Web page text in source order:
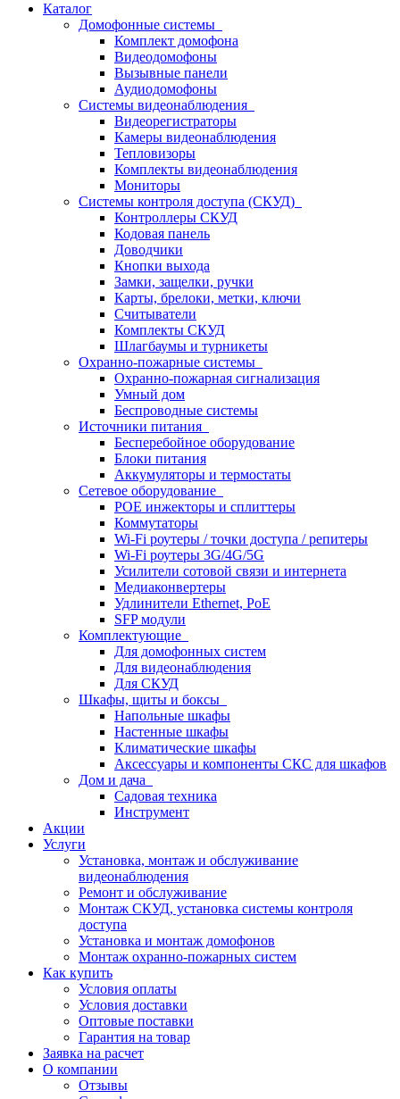
Каталог
Домофонные системы
Комплект домофона
Видеодомофоны
Вызывные панели
Аудиодомофоны
Системы видеонаблюдения
Видеорегистраторы
Камеры видеонаблюдения
Тепловизоры
Комплекты видеонаблюдения
Мониторы
Системы контроля доступа (СКУД)
Контроллеры СКУД
Кодовая панель
Доводчики
Кнопки выхода
Замки, защелки, ручки
Карты, брелоки, метки, ключи
Считыватели
Комплекты СКУД
Шлагбаумы и турникеты
Охранно-пожарные системы
Охранно-пожарная сигнализация
Умный дом
Беспроводные системы
Источники питания
Бесперебойное оборудование
Блоки питания
Аккумуляторы и термостаты
Сетевое оборудование
POE инжекторы и сплиттеры
Коммутаторы
Wi-Fi роутеры / точки доступа / репитеры
Wi-Fi роутеры 3G/4G/5G
Усилители сотовой связи и интернета
Медиаконвертеры
Удлинители Ethernet, PoE
SFP модули
Комплектующие
Для домофонных систем
Для видеонаблюдения
Для СКУД
Шкафы, щиты и боксы
Напольные шкафы
Настенные шкафы
Климатические шкафы
Аксессуары и компоненты СКС для шкафов
Дом и дача
Садовая техника
Инструмент
Акции
Услуги
Установка, монтаж и обслуживание
видеонаблюдения
Ремонт и обслуживание
Монтаж СКУД, установка системы контроля
доступа
Установка и монтаж домофонов
Монтаж охранно-пожарных систем
Как купить
Условия оплаты
Условия доставки
Оптовые поставки
Гарантия на товар
Заявка на расчет
О компании
Отзывы